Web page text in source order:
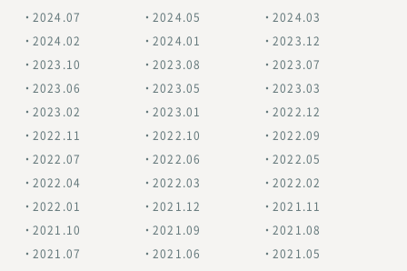
2024.07 2024.05 2024.03
2024.02 2024.01 2023.12
2023.10 2023.08 2023.07
2023.06 2023.05 2023.03
2023.02 2023.01 2022.12
2022.11 2022.10 2022.09
2022.07 2022.06 2022.05
2022.04 2022.03 2022.02
2022.01 2021.12 2021.11
2021.10 2021.09 2021.08
2021.07 2021.06 2021.05